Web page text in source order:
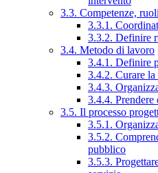
3.3. Competenze,
3.3.1.
3.3.2. Definire
3.4. Metodo di lavoro
3.4.1. Definire
3.4.2. Curare
3.4.3.
3.4.4. Prendere
3.5. Il processo
3.5.1.
3.5.2.
pubblico
3.5.3.